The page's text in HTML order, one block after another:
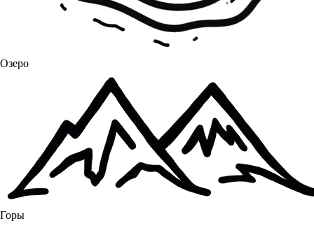
Озеро
Горы